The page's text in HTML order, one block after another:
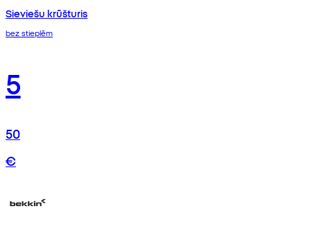
Sieviešu krūšturis
bez stieplēm
5
50
€